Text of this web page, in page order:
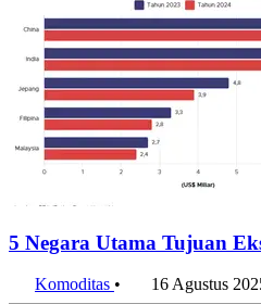
5 Negara Utama Tujuan
Komoditas • 16 Agustus